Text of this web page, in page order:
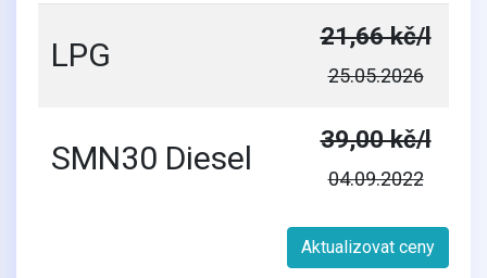
LPG 21,66 kč/l
25.05.2026
SMN30 Diesel 39,00 kč/l
04.09.2022
Aktualizovat ceny